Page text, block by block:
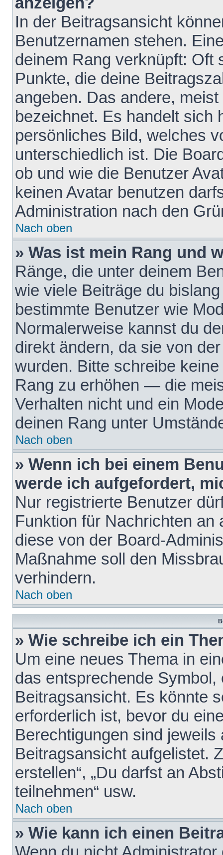
In der Beitragsansicht
Benutzernamen stehen.
deinem Rang verknüpft: Oft
Punkte, die deine
angeben. Das andere,
bezeichnet. Es handelt sich
persönliches Bild, welches
unterschiedlich ist. Die
ob und wie die Benutzer
keinen Avatar benutzen
Administration nach den
Nach oben
» Was ist mein Rang und
Ränge, die unter deinem
wie viele Beiträge du
bestimmte Benutzer wie
Normalerweise kannst du
direkt ändern, da sie von
wurden. Bitte schreibe
Rang zu erhöhen — die
Verhalten nicht und ein
deinen Rang unter
Nach oben
» Wenn ich bei einem
werde ich aufgefordert,
Nur registrierte Benutzer
Funktion für Nachrichten
diese von der Board-
Maßnahme soll den
verhindern.
Nach oben
» Wie schreibe ich ein
Um eine neues Thema in
das entsprechende
Beitragsansicht. Es könnte
erforderlich ist, bevor du
Berechtigungen sind
Beitragsansicht aufgelistet.
erstellen“, „Du darfst an
teilnehmen“ usw.
Nach oben
» Wie kann ich einen